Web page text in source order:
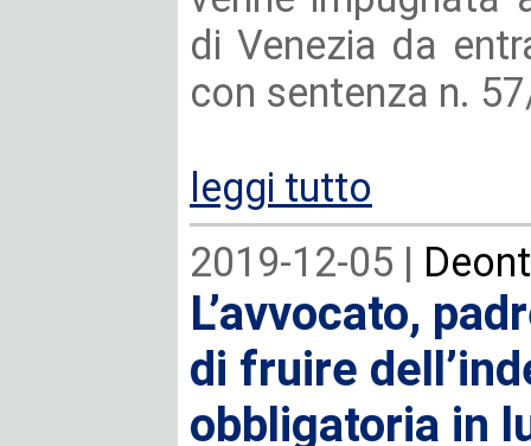
di Venezia da
con sentenza n.
leggi tutto
2019-12-05 |
L’avvocato,
di fruire
obbligatoria in